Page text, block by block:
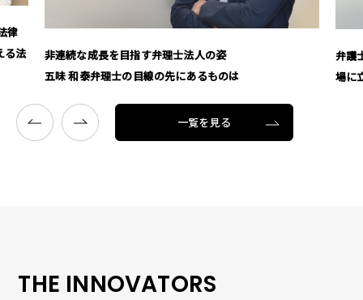
律
る法
非連続な成長を目指す弁理士法人の姿
五味 和泰弁理士の目線の先にあるものは
弁護
場に
一覧を見る
THE INNOVATORS